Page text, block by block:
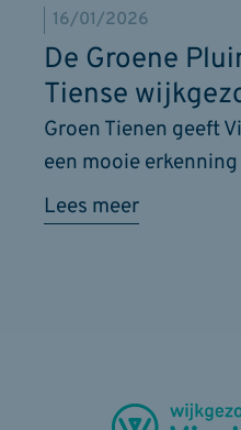
Lees meer
Groen Tienen geeft
een mooie erkenning
De Groene
Tiense
16/01/2026